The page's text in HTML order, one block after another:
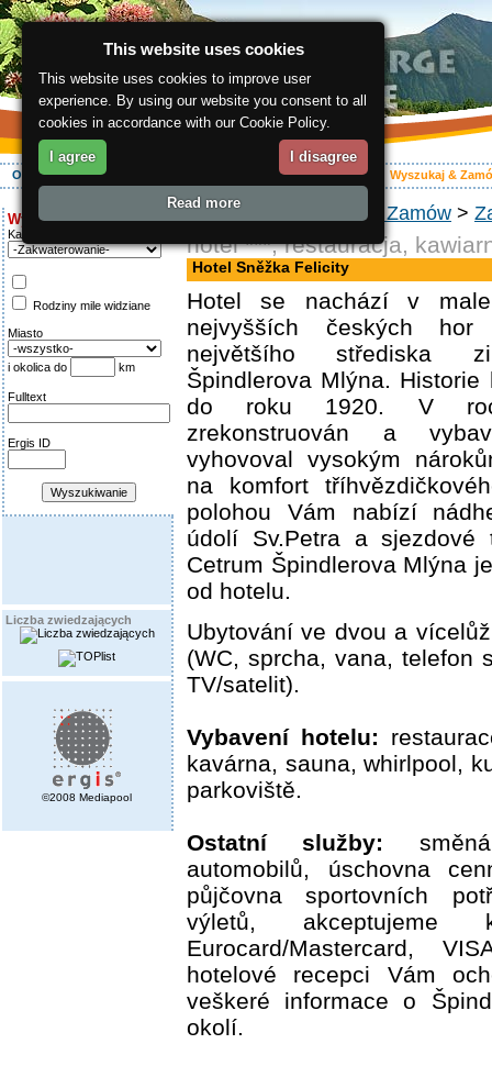
O regionie Aktywnie Zakwaterowanie Wyszukaj &
Wyszukiwanie:
Kategoria
Rodziny mile widziane
Miasto
i okolica do km
Fulltext
Ergis ID
Liczba zwiedzających
©2008 Mediapool
ergis.cz Wyszukaj & Zamów >
hotel ***, restauracja,
Hotel Sněžka Felicity
Hotel se nachází v
nejvyšších českých
největšího střediska
Špindlerova Mlýna.
do roku 1920. V
zrekonstruován a
vyhovoval vysokým
na komfort
polohou Vám nabízí
údolí Sv.Petra a sjezdové
Cetrum Špindlerova Mlýna
od hotelu.
Ubytování ve dvou a
(WC, sprcha, vana, telefon
TV/satelit).
Vybavení hotelu:
kavárna, sauna, whirlpool,
parkoviště.
Ostatní služby:
automobilů, úschovna
půjčovna sportovních
výletů, akceptujeme
Eurocard/Mastercard,
hotelové recepci Vám
veškeré informace o
okolí.
This website uses cookies
This website uses cookies to improve user
experience. By using our website you consent to all
cookies in accordance with our Cookie Policy.
I agree I disagree
Read more